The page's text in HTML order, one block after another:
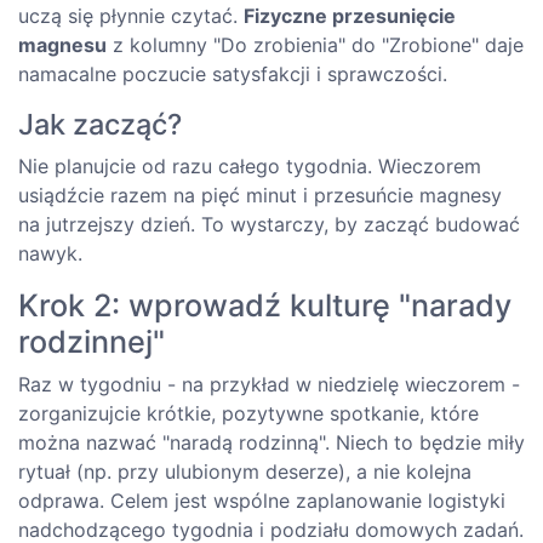
uczą się płynnie czytać. Fizyczne przesunięcie
magnesu z kolumny "Do zrobienia" do "Zrobione" daje
namacalne poczucie satysfakcji i sprawczości.
Jak zacząć?
Nie planujcie od razu całego tygodnia. Wieczorem
usiądźcie razem na pięć minut i przesuńcie magnesy
na jutrzejszy dzień. To wystarczy, by zacząć budować
nawyk.
Krok 2: wprowadź kulturę "narady
rodzinnej"
Raz w tygodniu - na przykład w niedzielę wieczorem -
zorganizujcie krótkie, pozytywne spotkanie, które
można nazwać "naradą rodzinną". Niech to będzie miły
rytuał (np. przy ulubionym deserze), a nie kolejna
odprawa. Celem jest wspólne zaplanowanie logistyki
nadchodzącego tygodnia i podziału domowych zadań.